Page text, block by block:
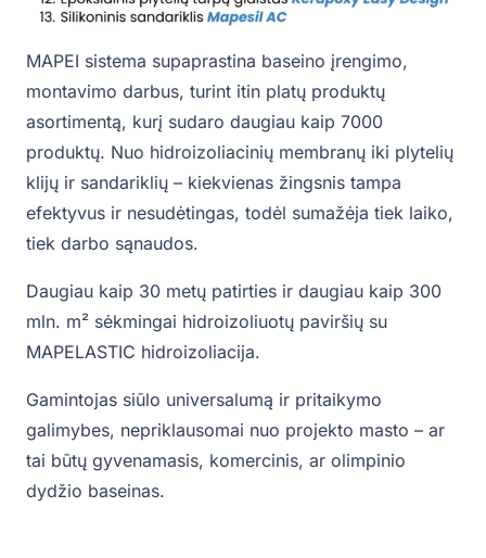
MAPEI sistema supaprastina baseino įrengimo,
montavimo darbus, turint itin platų produktų
asortimentą, kurį sudaro daugiau kaip 7000
produktų. Nuo hidroizoliacinių membranų iki plytelių
klijų ir sandariklių – kiekvienas žingsnis tampa
efektyvus ir nesudėtingas, todėl sumažėja tiek laiko,
tiek darbo sąnaudos.
Daugiau kaip 30 metų patirties ir daugiau kaip 300
mln. m² sėkmingai hidroizoliuotų paviršių su
MAPELASTIC hidroizoliacija.
Gamintojas siūlo universalumą ir pritaikymo
galimybes, nepriklausomai nuo projekto masto – ar
tai būtų gyvenamasis, komercinis, ar olimpinio
dydžio baseinas.